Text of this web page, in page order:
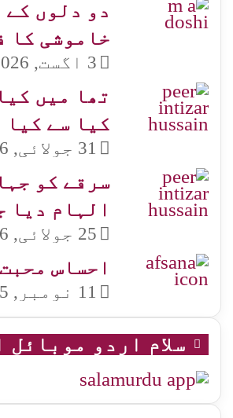
دو دلوں کے
خاموشی کا
3 اگست, 2026
تھا میں
کیا سے کیا
31 جولائی, 2026
سرقے کو
الہام دیا
25 جولائی, 2026
احساس محبت
11 نومبر, 2025
سلام اردو موبائل